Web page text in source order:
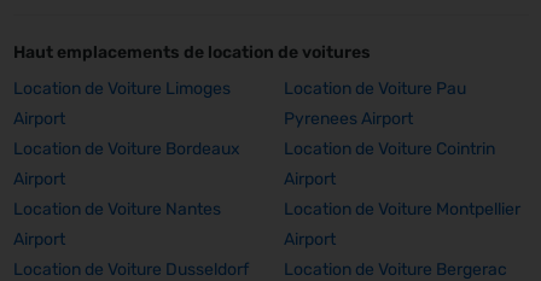
Haut emplacements de location de voitures
Location de Voiture Limoges
Airport
Location de Voiture Pau
Pyrenees Airport
Location de Voiture Bordeaux
Airport
Location de Voiture Cointrin
Airport
Location de Voiture Nantes
Airport
Location de Voiture Montpellier
Airport
Location de Voiture Dusseldorf
Location de Voiture Bergerac